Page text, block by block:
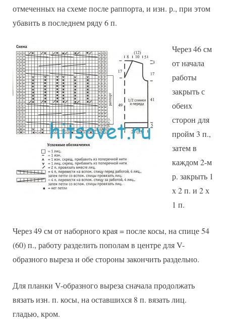
отмеченных на схеме после раппорта, и изн. р., при этом
убавить в последнем ряду 6 п.
Через 46 см
от начала
работы
закрыть с
обеих
сторон для
пройм 3 п.,
затем в
каждом 2-м
р. закрыть 1
х 2 п. и 2 х
1 п.
Через 49 см от наборного края = после косы, на спице 54
(60) п., работу разделить пополам в центре для V-
образного выреза и обе стороны закончить раздельно.
Для планки V-образного выреза сначала продолжать
вязать изн. п. косы, на оставшихся 8 п. вязать лиц.
гладью, кром.